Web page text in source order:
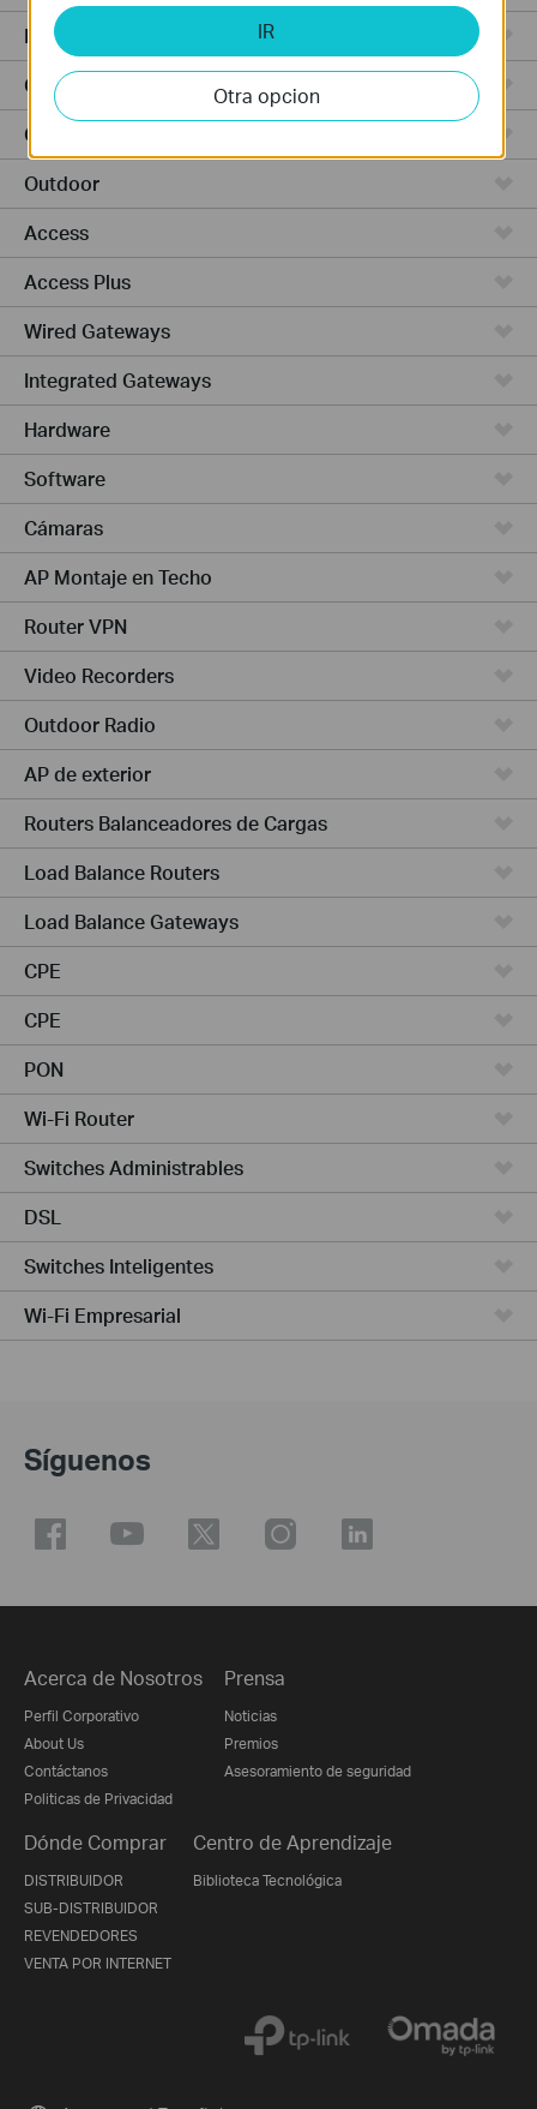
Routers de Alta Potencia
Cámaras y seguridad
Ceiling Mount
Outdoor
Access
Access Plus
Wired Gateways
Integrated Gateways
Hardware
Software
Cámaras
AP Montaje en Techo
Router VPN
Video Recorders
Outdoor Radio
AP de exterior
Routers Balanceadores de Cargas
Load Balance Routers
Load Balance Gateways
CPE
CPE
PON
Wi-Fi Router
Switches Administrables
DSL
Switches Inteligentes
Wi-Fi Empresarial
Síguenos
Acerca de Nosotros
Perfil Corporativo
About Us
Contáctanos
Politicas de Privacidad
Prensa
Noticias
Premios
Asesoramiento de seguridad
Dónde Comprar
DISTRIBUIDOR
SUB-DISTRIBUIDOR
REVENDEDORES
VENTA POR INTERNET
Centro de Aprendizaje
Biblioteca Tecnológica
IR
Otra opcion